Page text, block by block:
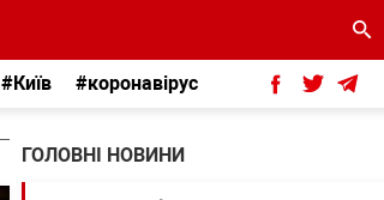
#Київ #коронавірус
ГОЛОВНІ НОВИНИ